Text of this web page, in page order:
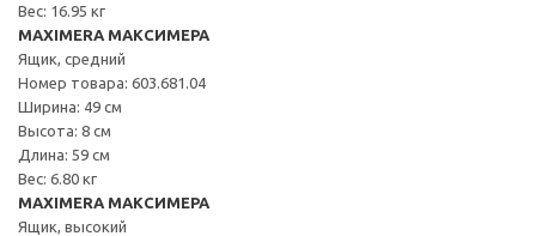
Вес: 16.95 кг
MAXIMERA МАКСИМЕРА
Ящик, средний
Номер товара: 603.681.04
Ширина: 49 см
Высота: 8 см
Длина: 59 см
Вес: 6.80 кг
MAXIMERA МАКСИМЕРА
Ящик, высокий